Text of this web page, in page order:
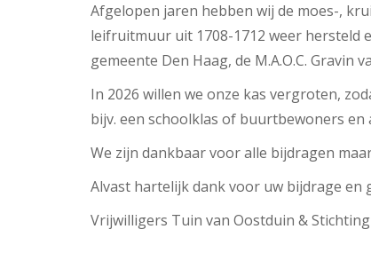
Afgelopen jaren hebben wij de moes-,
leifruitmuur uit 1708-1712 weer hersteld
gemeente Den Haag, de M.A.O.C. Gravin
In 2026 willen we onze kas vergroten,
bijv. een schoolklas of buurtbewoners
We zijn dankbaar voor alle bijdragen
Alvast hartelijk dank voor uw bijdrage en
Vrijwilligers Tuin van Oostduin &